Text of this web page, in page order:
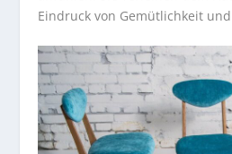
Eindruck von Gemütlichkeit